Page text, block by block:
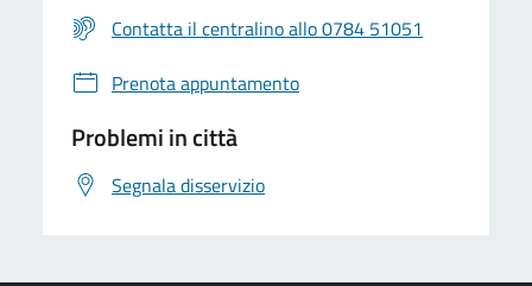
Contatta il centralino allo 0784 51051
Prenota appuntamento
Problemi in città
Segnala disservizio